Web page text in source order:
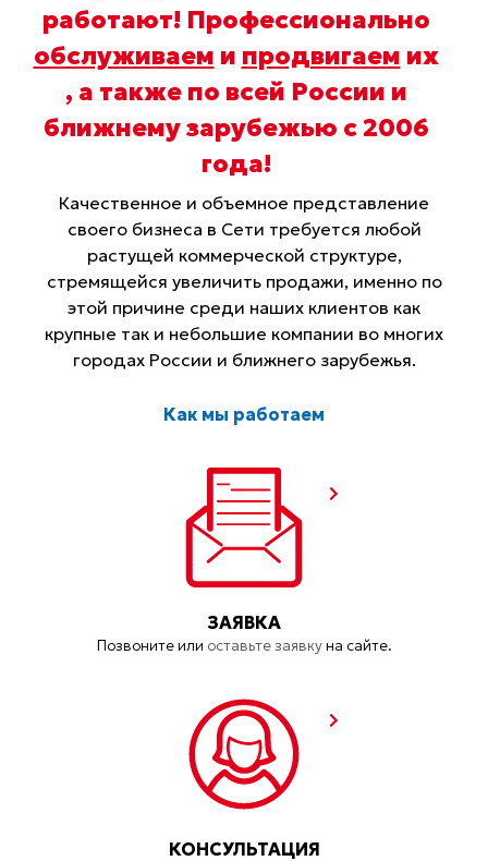
работают! Профессионально
обслуживаем и продвигаем их
, а также по всей России и
ближнему зарубежью с 2006
года!
Качественное и объемное представление
своего бизнеса в Сети требуется любой
растущей коммерческой структуре,
стремящейся увеличить продажи, именно по
этой причине среди наших клиентов как
крупные так и небольшие компании во многих
городах России и ближнего зарубежья.
Как мы работаем
ЗАЯВКА
Позвоните или оставьте заявкуна сайте.
КОНСУЛЬТАЦИЯ